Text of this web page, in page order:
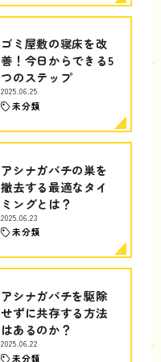
ゴミ屋敷の寝床を改
善！今日からできる5
つのステップ
2025.06.25
未分類
アシナガバチの巣を
撤去する最適なタイ
ミングとは？
2025.06.23
未分類
アシナガバチを駆除
せずに共存する方法
はあるのか？
2025.06.22
未分類